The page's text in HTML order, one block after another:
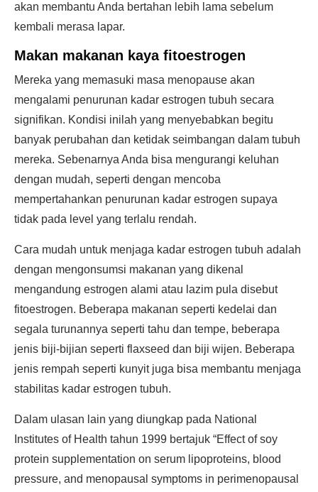
akan membantu Anda bertahan lebih lama sebelum
kembali merasa lapar.
Makan makanan kaya fitoestrogen
Mereka yang memasuki masa menopause akan
mengalami penurunan kadar estrogen tubuh secara
signifikan. Kondisi inilah yang menyebabkan begitu
banyak perubahan dan ketidak seimbangan dalam tubuh
mereka. Sebenarnya Anda bisa mengurangi keluhan
dengan mudah, seperti dengan mencoba
mempertahankan penurunan kadar estrogen supaya
tidak pada level yang terlalu rendah.
Cara mudah untuk menjaga kadar estrogen tubuh adalah
dengan mengonsumsi makanan yang dikenal
mengandung estrogen alami atau lazim pula disebut
fitoestrogen. Beberapa makanan seperti kedelai dan
segala turunannya seperti tahu dan tempe, beberapa
jenis biji-bijian seperti flaxseed dan biji wijen. Beberapa
jenis rempah seperti kunyit juga bisa membantu menjaga
stabilitas kadar estrogen tubuh.
Dalam ulasan lain yang diungkap pada National
Institutes of Health tahun 1999 bertajuk “Effect of soy
protein supplementation on serum lipoproteins, blood
pressure, and menopausal symptoms in perimenopausal